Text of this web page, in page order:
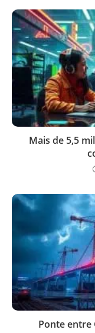
Mais de 5,5
Ponte entre